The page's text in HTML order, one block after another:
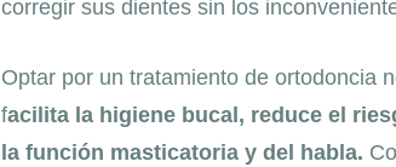
corregir sus dientes sin los
Optar por un tratamiento de ortodoncia
facilita la higiene bucal, reduce el
la función masticatoria y del habla.